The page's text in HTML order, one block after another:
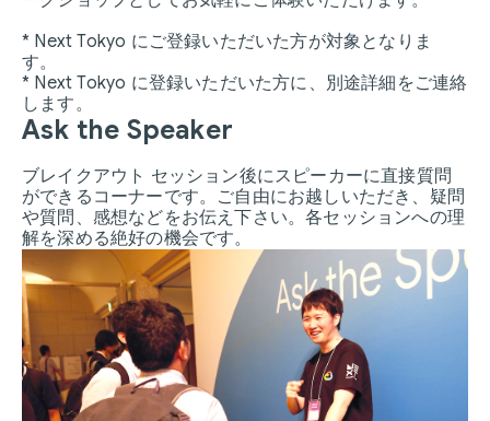
* Next Tokyo にご登録いただいた方が対象となりま
す。
* Next Tokyo に登録いただいた方に、別途詳細をご連絡
します。
Ask the Speaker
ブレイクアウト セッション後にスピーカーに直接質問
ができるコーナーです。ご自由にお越しいただき、疑問
や質問、感想などをお伝え下さい。各セッションへの理
解を深める絶好の機会です。